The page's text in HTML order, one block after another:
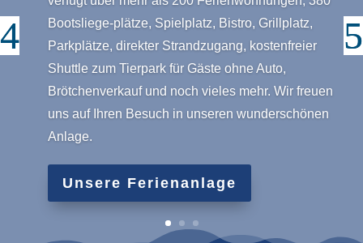
Bootsliege-plätze, Spielplatz, Bistro, Grillplatz,
Parkplätze, direkter Strandzugang, kostenfreier
Shuttle zum Tierpark für Gäste ohne Auto,
Brötchenverkauf und noch vieles mehr. Wir freuen
uns auf Ihren Besuch in unseren wunderschönen
Anlage.
Unsere Ferienanlage